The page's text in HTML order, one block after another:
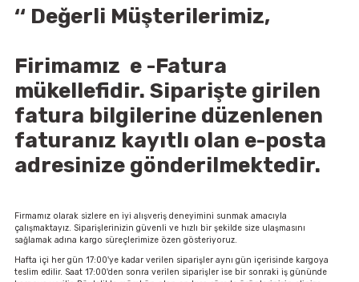
‘‘ Değerli Müşterilerimiz,
Firimamız e -Fatura
mükellefidir. Siparişte girilen
fatura bilgilerine düzenlenen
faturanız kayıtlı olan e-posta
adresinize gönderilmektedir.
Firmamız olarak sizlere en iyi alışveriş deneyimini sunmak amacıyla
çalışmaktayız. Siparişlerinizin güvenli ve hızlı bir şekilde size ulaşmasını
sağlamak adına kargo süreçlerimize özen gösteriyoruz.
Hafta içi her gün 17:00'ye kadar verilen siparişler aynı gün içerisinde kargoya
teslim edilir. Saat 17:00'den sonra verilen siparişler ise bir sonraki iş gününde